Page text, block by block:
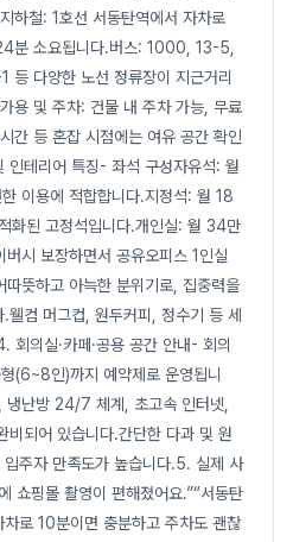
하철: 1호선 서동탄역에서 자차로
분 소요됩니다.버스: 1000, 13-5,
다양한 노선 정류장이 지근거리
용 및 주차: 건물 내 주차 가능, 무료
간 등 혼잡 시점에는 여유 공간 확인
인테리어 특징- 좌석 구성자유석: 월
이용에 적합합니다.지정석: 월 18
화된 고정석입니다.개인실: 월 34만
시 보장하면서 공유오피스 1인실
뜻하고 아늑한 분위기로, 집중력을
웰컴 머그컵, 원두커피, 정수기 등 세
회의실·카페·공용 공간 안내- 회의
(6~8인)까지 예약제로 운영됩니
난방 24/7 체계, 초고속 인터넷,
비되어 있습니다.간단한 다과 및 원
주자 만족도가 높습니다.5. 실제 사
쇼핑몰 촬영이 편해졌어요.”“서동탄
로 10분이면 충분하고 주차도 괜찮